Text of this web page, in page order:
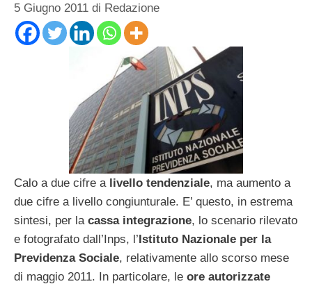
5 Giugno 2011 di Redazione
Calo a due cifre a livello tendenziale, ma aumento a
due cifre a livello congiunturale. E’ questo, in estrema
sintesi, per la cassa integrazione, lo scenario rilevato
e fotografato dall’Inps, l’ Istituto Nazionale per la
Previdenza Sociale, relativamente allo scorso mese
di maggio 2011. In particolare, le ore autorizzate